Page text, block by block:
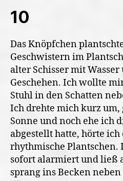
10
Das Knöpfchen
Geschwistern im
alter Schisser mit
Geschehen. Ich wollte
Stuhl in den Schatten
Ich drehte mich kurz
Sonne und noch ehe ich
abgestellt hatte, hörte
rhythmische
sofort alarmiert und ließ
sprang ins Becken